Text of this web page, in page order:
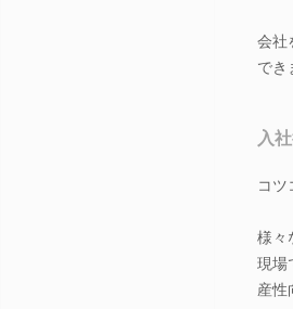
会社
でき
入
コツ
様々
現場
産性